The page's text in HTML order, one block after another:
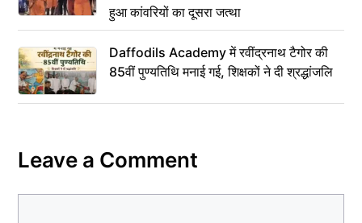
हुआ कांवरियों का दूसरा जत्था
Daffodils Academy में रवींद्रनाथ टैगोर की
85वीं पुण्यतिथि मनाई गई, शिक्षकों ने दी श्रद्धांजलि
Leave a Comment